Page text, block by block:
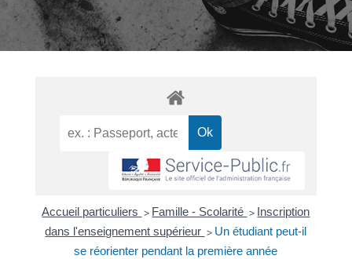
Accueil particuliers > Famille - Scolarité > Inscription
dans l'enseignement supérieur > Un étudiant peut-il
se réorienter pendant la première année